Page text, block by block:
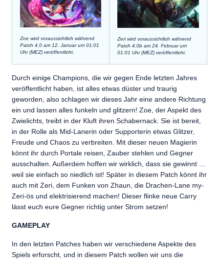
Zoe wird voraussichtlich während
Patch 4.0 am 12. Januar um 01:01
Uhr (MEZ) veröffentlicht.
Zeri wird voraussichtlich während
Patch 4.0b am 24. Februar um
01:01 Uhr (MEZ) veröffentlicht.
Durch einige Champions, die wir gegen Ende letzten Jahres
veröffentlicht haben, ist alles etwas düster und traurig
geworden, also schlagen wir dieses Jahr eine andere Richtung
ein und lassen alles funkeln und glitzern! Zoe, der Aspekt des
Zwielichts, treibt in der Kluft ihren Schabernack. Sie ist bereit,
in der Rolle als Mid-Lanerin oder Supporterin etwas Glitzer,
Freude und Chaos zu verbreiten. Mit dieser neuen Magierin
könnt ihr durch Portale reisen, Zauber stehlen und Gegner
ausschalten. Außerdem hoffen wir wirklich, dass sie gewinnt …
weil sie einfach so niedlich ist! Später in diesem Patch könnt ihr
auch mit Zeri, dem Funken von Zhaun, die Drachen-Lane my-
Zeri-ös und elektrisierend machen! Dieser flinke neue Carry
lässt euch eure Gegner richtig unter Strom setzen!
GAMEPLAY
In den letzten Patches haben wir verschiedene Aspekte des
Spiels erforscht, und in diesem Patch wollen wir uns die